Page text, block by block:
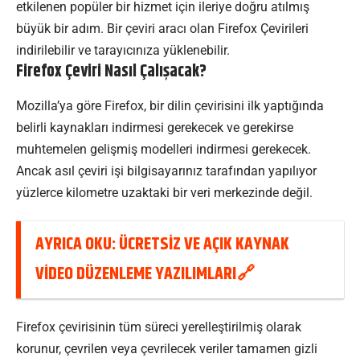
etkilenen popüler bir hizmet için ileriye doğru atılmış
büyük bir adım. Bir çeviri aracı olan Firefox Çevirileri
indirilebilir ve tarayıcınıza yüklenebilir.
Firefox Çeviri Nasıl Çalışacak?
Mozilla’ya göre Firefox, bir dilin çevirisini ilk yaptığında
belirli kaynakları indirmesi gerekecek ve gerekirse
muhtemelen gelişmiş modelleri indirmesi gerekecek.
Ancak asıl çeviri işi bilgisayarınız tarafından yapılıyor
yüzlerce kilometre uzaktaki bir veri merkezinde değil.
AYRICA OKU:ÜCRETSIZ VE AÇIK KAYNAK
VIDEO DÜZENLEME YAZILIMLARI
Firefox çevirisinin tüm süreci yerelleştirilmiş olarak
korunur, çevrilen veya çevrilecek veriler tamamen gizli